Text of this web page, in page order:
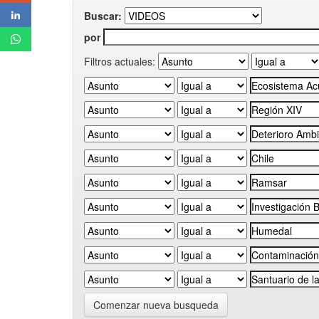
Buscar:
por
Filtros actuales:
Comenzar nueva busqueda